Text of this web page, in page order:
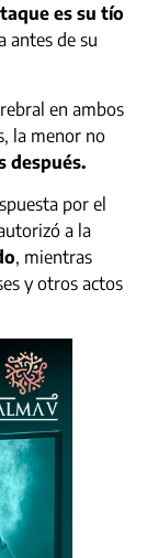
es su tío
antes de su
en ambos
la menor no
después.
por el
a la
, mientras
y otros actos